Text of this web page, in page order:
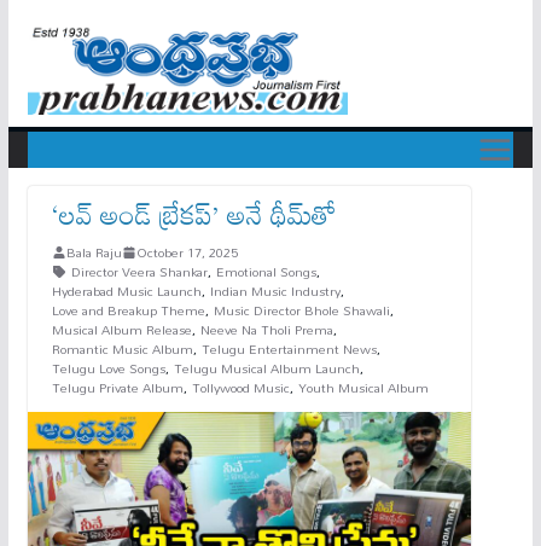
‘లవ్ అండ్ బ్రేకప్’ అనే థీమ్‌తో
Bala Raju October 17, 2025
Director Veera Shankar, Emotional Songs,
Hyderabad Music Launch, Indian Music Industry,
Love and Breakup Theme, Music Director Bhole Shawali,
Musical Album Release, Neeve Na Tholi Prema,
Romantic Music Album, Telugu Entertainment News,
Telugu Love Songs, Telugu Musical Album Launch,
Telugu Private Album, Tollywood Music, Youth Musical Album